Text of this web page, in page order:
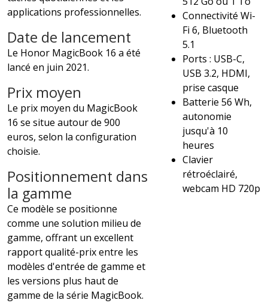
applications professionnelles.
Date de lancement
Le Honor MagicBook 16 a été
lancé en juin 2021.
Prix moyen
Le prix moyen du MagicBook
16 se situe autour de 900
euros, selon la configuration
choisie.
Positionnement dans
la gamme
Ce modèle se positionne
comme une solution milieu de
gamme, offrant un excellent
rapport qualité-prix entre les
modèles d'entrée de gamme et
les versions plus haut de
gamme de la série MagicBook.
Connectivité Wi-
Fi 6, Bluetooth
5.1
Ports : USB-C,
USB 3.2, HDMI,
prise casque
Batterie 56 Wh,
autonomie
jusqu'à 10
heures
Clavier
rétroéclairé,
webcam HD 720p